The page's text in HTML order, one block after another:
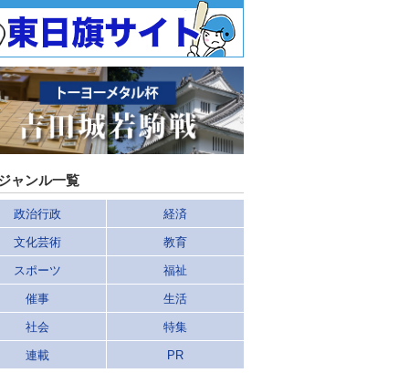
ャンル一覧
政治行政 経済
文化芸術 教育
スポーツ 福祉
催事 生活
社会 特集
連載 PR